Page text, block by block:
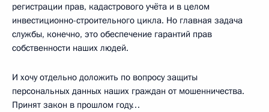
регистрации прав, кадастрового учёта и в целом
инвестиционно-строительного цикла. Но главная задача
службы, конечно, это обеспечение гарантий прав
собственности наших людей.
И хочу отдельно доложить по вопросу защиты
персональных данных наших граждан от мошенничества.
Принят закон в прошлом году…